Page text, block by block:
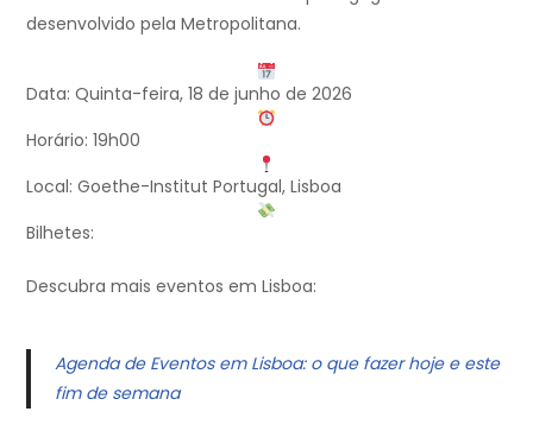
desenvolvido pela Metropolitana.
Data: Quinta-feira, 18 de junho de 2026
Horário: 19h00
Local: Goethe-Institut Portugal, Lisboa
Bilhetes:
Descubra mais eventos em Lisboa:
Agenda de Eventos em Lisboa: o que fazer hoje e este
fim de semana